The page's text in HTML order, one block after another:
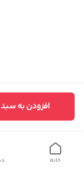
افزودن به
خانه